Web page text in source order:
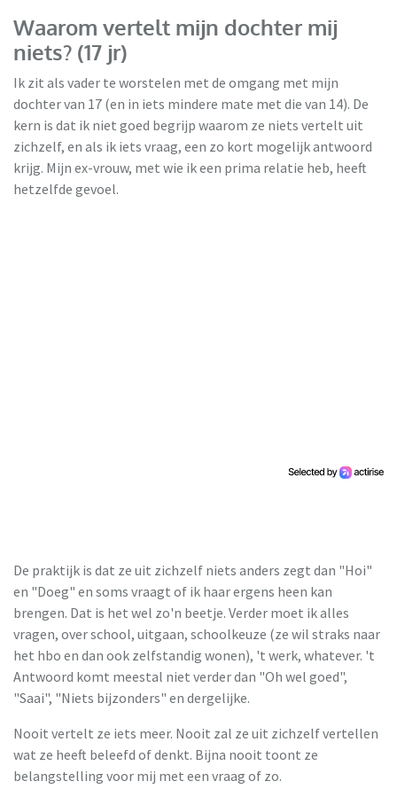
Waarom vertelt mijn dochter mij
niets? (17 jr)
Ik zit als vader te worstelen met de omgang met mijn
dochter van 17 (en in iets mindere mate met die van 14). De
kern is dat ik niet goed begrijp waarom ze niets vertelt uit
zichzelf, en als ik iets vraag, een zo kort mogelijk antwoord
krijg. Mijn ex-vrouw, met wie ik een prima relatie heb, heeft
hetzelfde gevoel.
De praktijk is dat ze uit zichzelf niets anders zegt dan "Hoi"
en "Doeg" en soms vraagt of ik haar ergens heen kan
brengen. Dat is het wel zo'n beetje. Verder moet ik alles
vragen, over school, uitgaan, schoolkeuze (ze wil straks naar
het hbo en dan ook zelfstandig wonen), 't werk, whatever. 't
Antwoord komt meestal niet verder dan "Oh wel goed",
"Saai", "Niets bijzonders" en dergelijke.
Nooit vertelt ze iets meer. Nooit zal ze uit zichzelf vertellen
wat ze heeft beleefd of denkt. Bijna nooit toont ze
belangstelling voor mij met een vraag of zo.